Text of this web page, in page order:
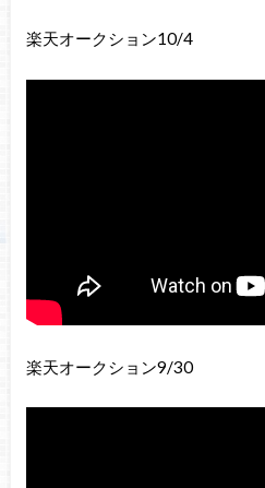
楽天オークション10/4
楽天オークション9/30